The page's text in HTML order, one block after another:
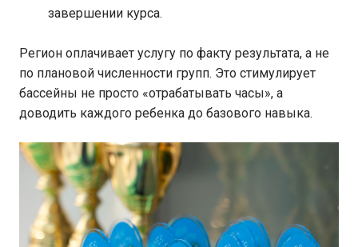
завершении курса.
Регион оплачивает услугу по факту результата, а не
по плановой численности групп. Это стимулирует
бассейны не просто «отрабатывать часы», а
доводить каждого ребенка до базового навыка.